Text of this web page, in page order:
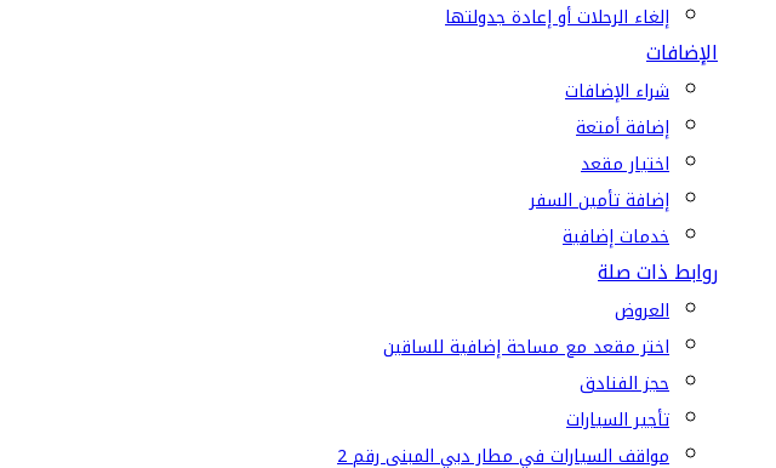
إلغاء الرحلات أو إعادة جدولتها
الإضافات
شراء الإضافات
إضافة أمتعة
اختيار مقعد
إضافة تأمين السفر
خدمات إضافية
روابط ذات صلة
العروض
اختر مقعد مع مساحة إضافية للساقين
حجز الفنادق
تأجير السيارات
مواقف السيارات في مطار دبي المبنى رقم 2